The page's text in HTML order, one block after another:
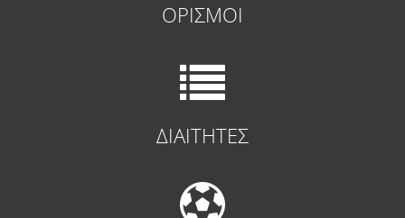
ΟΡΙΣΜΟΙ
ΔΙΑΙΤΗΤΕΣ